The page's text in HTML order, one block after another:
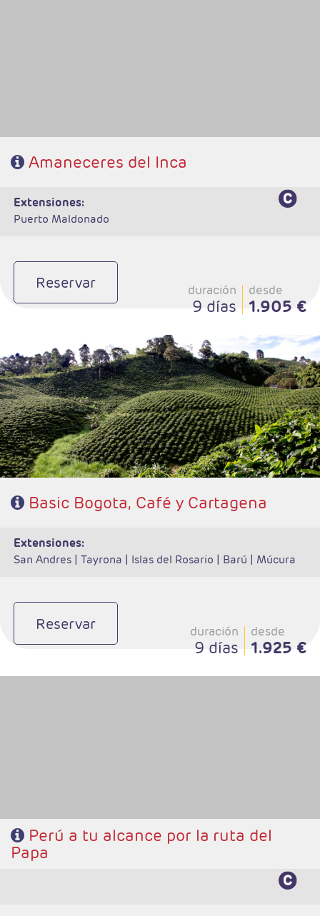
Amaneceres del Inca
extensiones:
Puerto Maldonado
Reservar duración
9 días
desde
1.905 €
- Salidas: Diarias
- Ruta: 2 noches Bogotá, 2 noches zona Cafetera y 3 noches Cartagena
- Categoría hotelera: Turista, T.Superior y Primera
- Régimen: Alojamiento y Desayuno
Basic Bogota, Café y Cartagena
extensiones:
San Andres | Tayrona | Islas del Rosario | Barú | Múcura
Reservar duración
9 días
desde
1.925 €
Perú a tu alcance por la ruta del
Papa